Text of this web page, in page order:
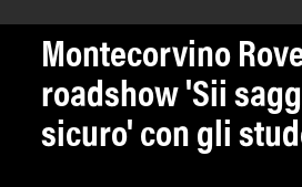
Montecorvino
roadshow 'Sii
sicuro' con gli